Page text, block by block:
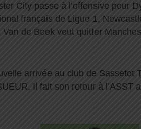
City passe à l’offensive pour
français de Ligue 1,
Van de Beek veut quitter
arrivée au club de Sassetot
Il fait son retour à l’ASST